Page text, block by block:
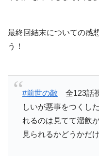
最終回結末についての感
う！
#前世の敵 全123話
しいが悪事をつくし
れるのは見てて溜飲
見られるかどうかだけ